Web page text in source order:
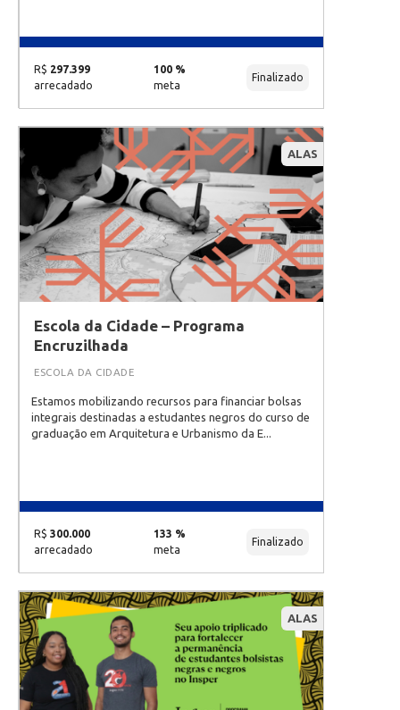
R$ 297.399
arrecadado
100 %
meta
Finalizado
ALAS
Escola da Cidade – Programa
Encruzilhada
ESCOLA DA CIDADE
Estamos mobilizando recursos para financiar bolsas
integrais destinadas a estudantes negros do curso de
graduação em Arquitetura e Urbanismo da E...
R$ 300.000
arrecadado
133 %
meta
Finalizado
ALAS